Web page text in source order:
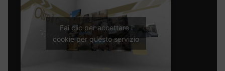
Fai clic per accettare i
cookie per questo servizio